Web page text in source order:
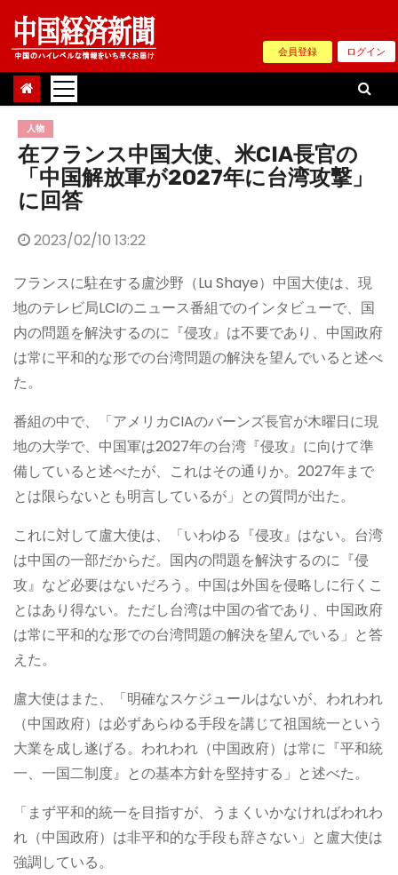
Skip
content
会員登録 ログイン
人物
在フランス中国大使、米CIA長官の
「中国解放軍が2027年に台湾攻撃」
に回答
2023/02/10 13:22
フランスに駐在する盧沙野（Lu Shaye）中国大使は、現
地のテレビ局LCIのニュース番組でのインタビューで、国
内の問題を解決するのに『侵攻』は不要であり、中国政府
は常に平和的な形での台湾問題の解決を望んでいると述べ
た。
番組の中で、「アメリカCIAのバーンズ長官が木曜日に現
地の大学で、中国軍は2027年の台湾『侵攻』に向けて準
備していると述べたが、これはその通りか。2027年まで
とは限らないとも明言しているが」との質問が出た。
これに対して盧大使は、「いわゆる『侵攻』はない。台湾
は中国の一部だからだ。国内の問題を解決するのに『侵
攻』など必要はないだろう。中国は外国を侵略しに行くこ
とはあり得ない。ただし台湾は中国の省であり、中国政府
は常に平和的な形での台湾問題の解決を望んでいる」と答
えた。
盧大使はまた、「明確なスケジュールはないが、われわれ
（中国政府）は必ずあらゆる手段を講じて祖国統一という
大業を成し遂げる。われわれ（中国政府）は常に『平和統
一、一国二制度』との基本方針を堅持する」と述べた。
「まず平和的統一を目指すが、うまくいかなければわれわ
れ（中国政府）は非平和的な手段も辞さない」と盧大使は
強調している。